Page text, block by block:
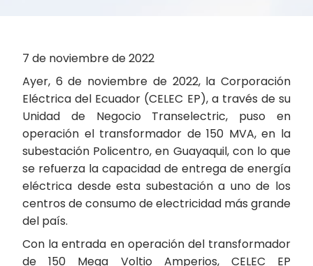
7 de noviembre de 2022
Ayer, 6 de noviembre de 2022, la Corporación
Eléctrica del Ecuador (CELEC EP), a través de su
Unidad de Negocio Transelectric, puso en
operación el transformador de 150 MVA, en la
subestación Policentro, en Guayaquil, con lo que
se refuerza la capacidad de entrega de energía
eléctrica desde esta subestación a uno de los
centros de consumo de electricidad más grande
del país.
Con la entrada en operación del transformador
de 150 Mega Voltio Amperios, CELEC EP